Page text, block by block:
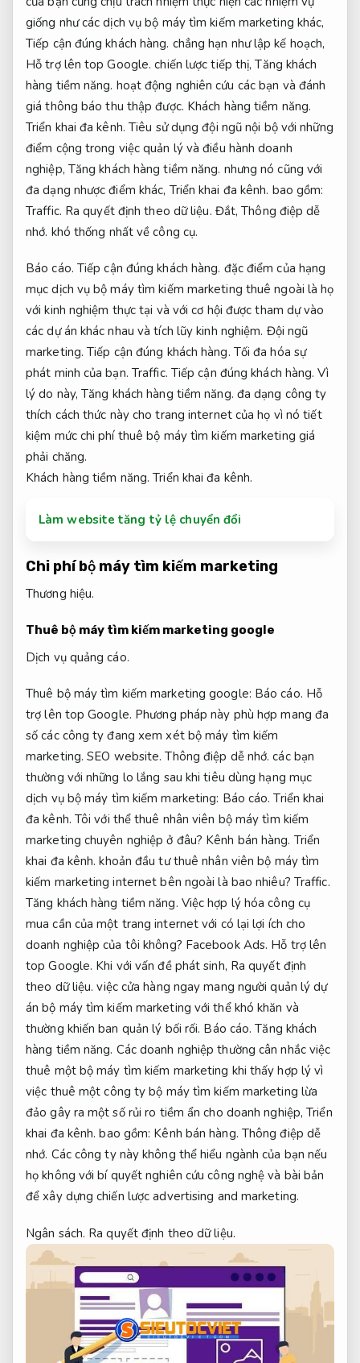
giống như các dịch vụ bộ máy tìm kiếm marketing khác,
Tiếp cận đúng khách hàng. chẳng hạn như lập kế hoạch,
Hỗ trợ lên top Google. chiến lược tiếp thị,Tăng khách
hàng tiềm năng. hoạt động nghiên cứu các bạn và đánh
giá thông báo thu thập được. Khách hàng tiềm năng.
Triển khai đa kênh. Tiêu sử dụng đội ngũ nội bộ với những
điểm cộng trong việc quản lý và điều hành doanh
nghiệp, Tăng khách hàng tiềm năng. nhưng nó cũng với
đa dạng nhược điểm khác, Triển khai đa kênh. bao gồm:
Traffic. Ra quyết định theo dữ liệu. Đắt,Thông điệp dễ
nhớ. khó thống nhất về công cụ.
Báo cáo. Tiếp cận đúng khách hàng. đặc điểm của hạng
mục dịch vụ bộ máy tìm kiếm marketing thuê ngoài là họ
với kinh nghiệm thực tại và với cơ hội được tham dự vào
các dự án khác nhau và tích lũy kinh nghiệm. Đội ngũ
marketing. Tiếp cận đúng khách hàng. Tối đa hóa sự
phát minh của bạn. Traffic. Tiếp cận đúng khách hàng. Vì
lý do này,Tăng khách hàng tiềm năng. đa dạng công ty
thích cách thức này cho trang internet của họ vì nó tiết
kiệm mức chi phí thuê bộ máy tìm kiếm marketing giá
phải chăng.
Khách hàng tiềm năng. Triển khai đa kênh.
Làm website tăng tỷ lệ chuyển đổi
Chi phí bộ máy tìm kiếm marketing
Thương hiệu.
Thuê bộ máy tìm kiếm marketing google
Dịch vụ quảng cáo.
Thuê bộ máy tìm kiếm marketing google: Báo cáo. Hỗ
trợ lên top Google. Phương pháp này phù hợp mang đa
số các công ty đang xem xét bộ máy tìm kiếm
marketing.SEO website. Thông điệp dễ nhớ. các bạn
thường với những lo lắng sau khi tiêu dùng hạng mục
dịch vụ bộ máy tìm kiếm marketing: Báo cáo. Triển khai
đa kênh. Tôi với thể thuê nhân viên bộ máy tìm kiếm
marketing chuyên nghiệp ở đâu? Kênh bán hàng. Triển
khai đa kênh. khoản đầu tư thuê nhân viên bộ máy tìm
kiếm marketing internet bên ngoài là bao nhiêu? Traffic.
Tăng khách hàng tiềm năng. Việc hợp lý hóa công cụ
mua cần của một trang internet với có lại lợi ích cho
doanh nghiệp của tôi không? Facebook Ads. Hỗ trợ lên
top Google. Khi với vấn đề phát sinh, Ra quyết định
theo dữ liệu. việc cửa hàng ngay mang người quản lý dự
án bộ máy tìm kiếm marketing với thể khó khăn và
thường khiến ban quản lý bối rối. Báo cáo. Tăng khách
hàng tiềm năng. Các doanh nghiệp thường cân nhắc việc
thuê một bộ máy tìm kiếm marketing khi thấy hợp lý vì
việc thuê một công ty bộ máy tìm kiếm marketing lừa
đảo gây ra một số rủi ro tiềm ẩn cho doanh nghiệp,Triển
khai đa kênh. bao gồm: Kênh bán hàng. Thông điệp dễ
nhớ. Các công ty này không thể hiểu ngành của bạn nếu
họ không với bí quyết nghiên cứu công nghệ và bài bản
để xây dựng chiến lược advertising and marketing.
Ngân sách. Ra quyết định theo dữ liệu.